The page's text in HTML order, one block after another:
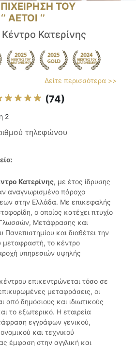
ΤΟΥ
ΑΕΤΟΙ ‘’
Κατερίνης
Δείτε περισσότερα >>
(74)
2
τηλεφώνου
Κατερίνης, με έτος ίδρυσης
αναγνωρισμένο πάροχο
στην Ελλάδα. Με επικεφαλής
ο οποίος κατέχει πτυχίο
Μετάφρασης και
Πανεπιστημίου και διαθέτει την
μεταφραστή, το κέντρο
υπηρεσιών υψηλής
επικεντρώνεται τόσο σε
μεταφράσεις, οι
από δημόσιους και ιδιωτικούς
το εξωτερικό. Η εταιρεία
εγγράφων γενικού,
και τεχνικού
έμφαση στην αγγλική και